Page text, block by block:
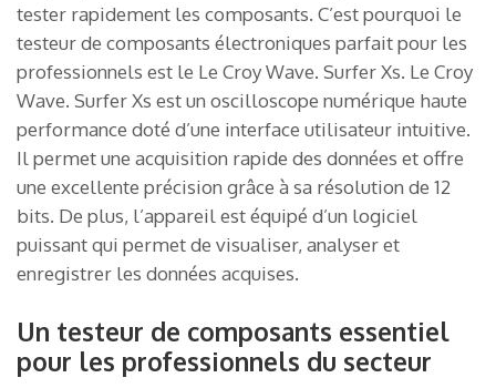
tester rapidement les composants. C’est pourquoi le
testeur de composants électroniques parfait pour les
professionnels est le Le Croy Wave. Surfer Xs. Le Croy
Wave. Surfer Xs est un oscilloscope numérique haute
performance doté d’une interface utilisateur intuitive.
Il permet une acquisition rapide des données et offre
une excellente précision grâce à sa résolution de 12
bits. De plus, l’appareil est équipé d’un logiciel
puissant qui permet de visualiser, analyser et
enregistrer les données acquises.
Un testeur de composants essentiel
pour les professionnels du secteur